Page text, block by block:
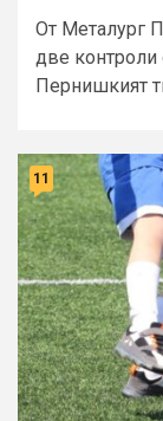
От Металург
две контроли
Пернишкият
11